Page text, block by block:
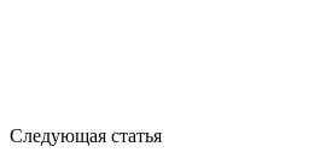
Следующая статья